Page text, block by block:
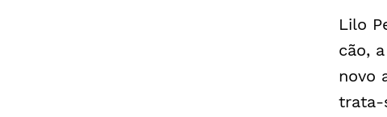
Lilo
cão,
novo
trata-